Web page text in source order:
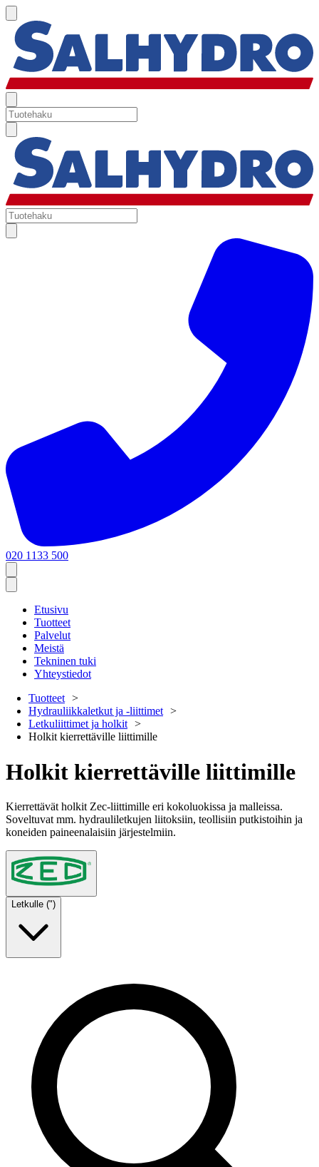
020 1133 500
Etusivu
Tuotteet
Palvelut
Meistä
Tekninen tuki
Yhteystiedot
Tuotteet
Hydrauliikkaletkut ja -liittimet
Letkuliittimet ja holkit
Holkit kierrettäville liittimille
Holkit kierrettäville liittimille
Kierrettävät holkit Zec-liittimille eri kokoluokissa ja malleissa.
Soveltuvat mm. hydrauliletkujen liitoksiin, teollisiin putkistoihin ja
koneiden paineenalaisiin järjestelmiin.
Letkulle (")